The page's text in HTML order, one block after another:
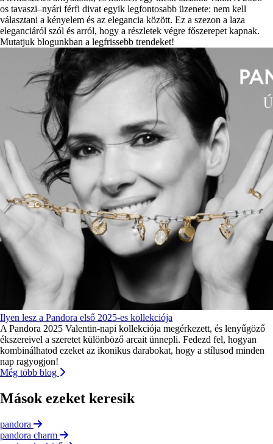
os tavaszi–nyári férfi divat egyik legfontosabb üzenete: nem kell
választani a kényelem és az elegancia között. Ez a szezon a laza
eleganciáról szól és arról, hogy a részletek végre főszerepet kapnak.
Mutatjuk blogunkban a legfrissebb trendeket!
Ilyen lesz a Pandora első 2025-es kollekciója
A Pandora 2025 Valentin-napi kollekciója megérkezett, és lenyűgöző
ékszereivel a szeretet különböző arcait ünnepli. Fedezd fel, hogyan
kombinálhatod ezeket az ikonikus darabokat, hogy a stílusod minden
nap ragyogjon!
Még több blog
Mások ezeket keresik
pandora
pandora charm